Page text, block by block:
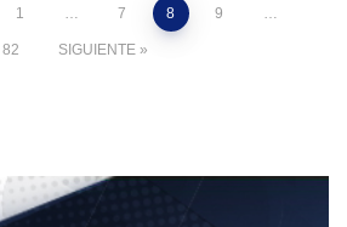
1 … 7 8 9 …
82 SIGUIENTE